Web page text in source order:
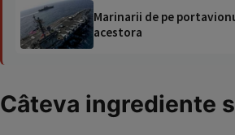
Marinarii de pe
acestora
Câteva ingrediente